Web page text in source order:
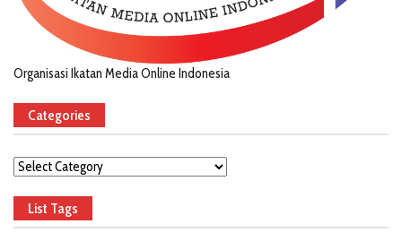
Organisasi Ikatan Media Online Indonesia
Categories
Categories
List Tags